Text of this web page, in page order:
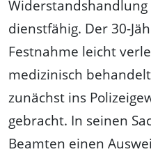
dienstfähig. Der 30-
Festnahme leicht
medizinisch
zunächst ins
gebracht. In seinen
Beamten einen